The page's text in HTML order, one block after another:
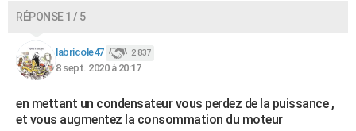
RÉPONSE 1 / 5
labricole47 2 837
8 sept. 2020 à 20:17
en mettant un condensateur vous perdez de la puissance ,
et vous augmentez la consommation du moteur